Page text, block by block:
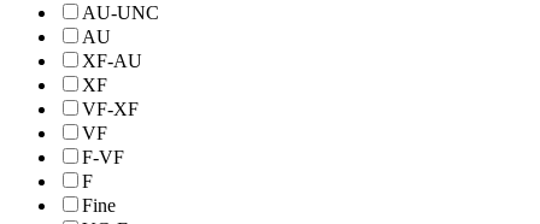
AU-UNC
AU
XF-AU
XF
VF-XF
VF
F-VF
F
Fine